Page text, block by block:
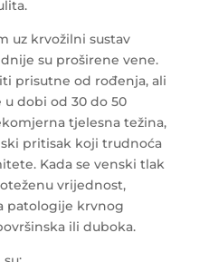
uz krvožilni sustav
su proširene vene.
prisutne od rođenja, ali
u dobi od 30 do 50
tjelesna težina,
pritisak koji trudnoća
Kada se venski tlak
vrijednost,
patologije krvnog
ili duboka.